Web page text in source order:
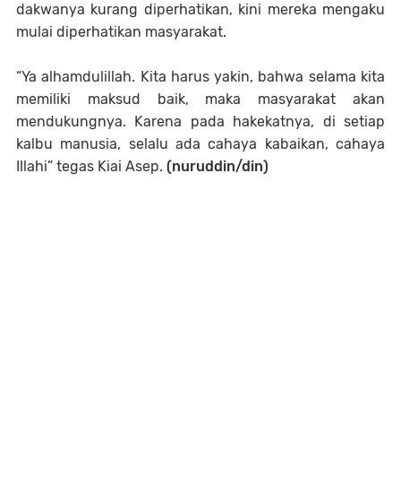
dakwanya kurang diperhatikan, kini mereka mengaku
mulai diperhatikan masyarakat.
“Ya alhamdulillah. Kita harus yakin, bahwa selama kita
memiliki maksud baik, maka masyarakat akan
mendukungnya. Karena pada hakekatnya, di setiap
kalbu manusia, selalu ada cahaya kabaikan, cahaya
Illahi” tegas Kiai Asep. (nuruddin/din)